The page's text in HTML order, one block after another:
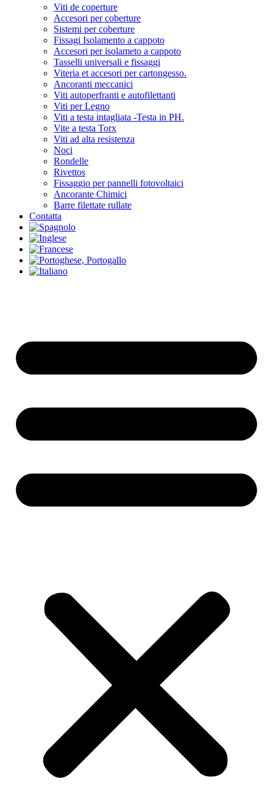
Viti de coperture
Accesori per coberture
Sistemi per coberture
Fissagi Isolamento a cappoto
Accesori per isolameto a cappoto
Tasselli universali e fissaggi
Viteria et accesori per cartongesso.
Ancoranti meccanici
Viti autoperfranti e autofilettanti
Viti per Legno
Viti a testa intagliata -Testa in PH.
Vite a testa Torx
Viti ad alta resistenza
Noci
Rondelle
Rivettos
Fissaggio per pannelli fotovoltaici
Ancorante Chimici
Barre filettate rullate
Contatta